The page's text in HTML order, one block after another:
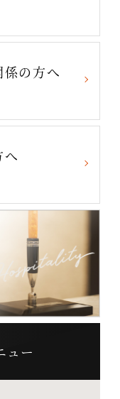
の方へ
へ
ュー